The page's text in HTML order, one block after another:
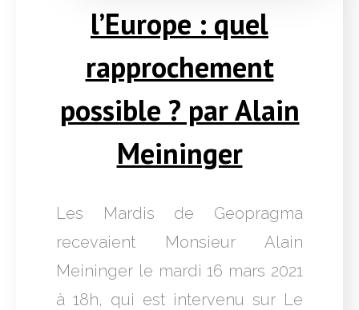
l’Europe : quel
rapprochement
possible ? par Alain
Meininger
Les Mardis de Geopragma
recevaient Monsieur Alain
Meininger le mardi 16 mars 2021
à 18h, qui est intervenu sur Le